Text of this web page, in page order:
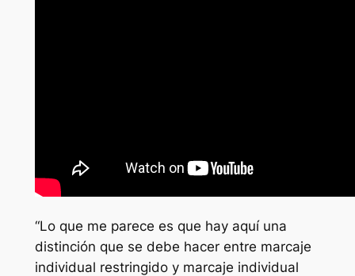
“Lo que me parece es que hay aquí una
distinción que se debe hacer entre marcaje
individual restringido y marcaje individual